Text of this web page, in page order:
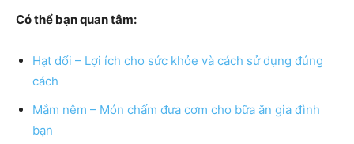
Có thể bạn quan tâm:
Hạt dổi – Lợi ích cho sức khỏe và cách sử dụng đúng
cách
Mắm nêm – Món chấm đưa cơm cho bữa ăn gia đình
bạn